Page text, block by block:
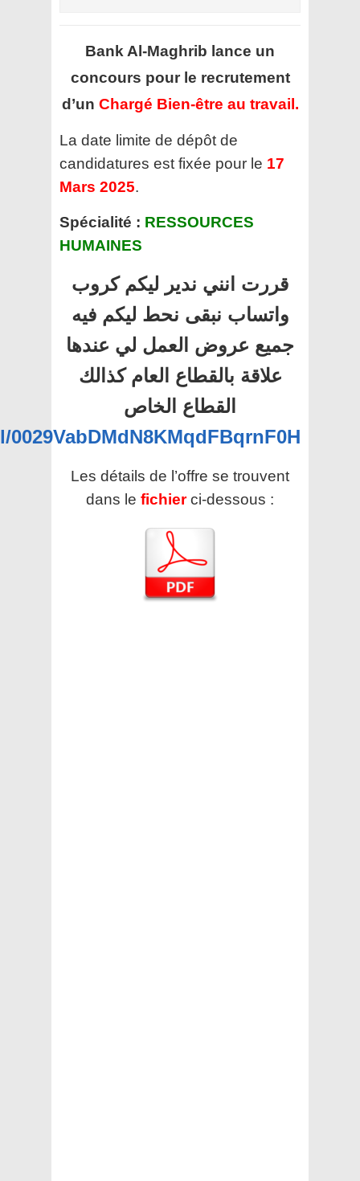
Bank Al-Maghrib lance un
concours pour le recrutement
d’un Chargé Bien-être au travail.
La date limite de dépôt de
candidatures est fixée pour le 17
Mars 2025.
Spécialité : RESSOURCES
HUMAINES
قررت انني ندير ليكم كروب
واتساب نبقى نحط ليكم فيه
جميع عروض العمل لي عندها
علاقة بالقطاع العام كذالك
القطاع الخاص
Les détails de l’offre se trouvent
dans le fichier ci-dessous :